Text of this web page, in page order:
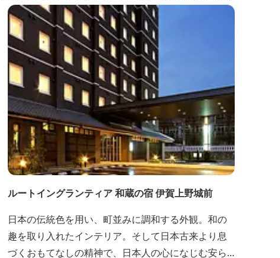
ルートイングランティア 和蔵の宿 伊賀上野城前
日本の伝統色を用い、町並みに調和する外観。和の
趣を取り入れたインテリア。そして日本古来より息
づくおもてなしの精神で、日本人の心になじむ安ら